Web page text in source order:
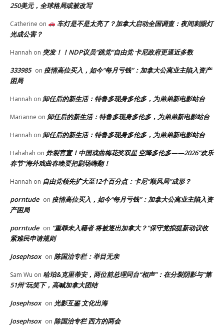
250美元，全球格局或被改写
Catherine on
车灯是不是太亮了？加拿大启动全国调查：夜间刺眼灯
光成公害？
Hannah on 突发！！NDP议员“跳党”自由党 卡尼政府更逼近多数
333985 on 疫情高位买入，如今“每月亏钱”：加拿大公寓业主陷入资产
困局
Hannah on 卸任后的新生活：特鲁多现身多伦多，为弟弟新电影站台
Marianne on 卸任后的新生活：特鲁多现身多伦多，为弟弟新电影站台
Hannah on 卸任后的新生活：特鲁多现身多伦多，为弟弟新电影站台
Hahahah on 炸裂官宣！中国戏曲梅花奖双星 空降多伦多——2026“欢乐
春节”海外戏曲春晚要把剧场嗨翻！
Hannah on 自由党领先扩大至12个百分点：卡尼“顺风局”成形？
porntude on 疫情高位买入，如今“每月亏钱”：加拿大公寓业主陷入资
产困局
porntude on “重罪未入籍者 将被逐出加拿大？”保守党拟提新动议收
紧难民申请规则
Josephsox on 陈国治专栏：举目无亲
Sam Wu on 哈珀&克里蒂安，两位前总理同台“相声”：在分裂阴影与“第
51州”玩笑下，高喊加拿大团结
Josephsox on 光影互鉴 文化出海
Josephsox on 陈国治专栏 西方的两会